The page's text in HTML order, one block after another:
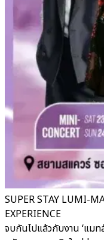
SUPER STAY LUMI-
EXPERIENCE
จบกันไปแล้วกับงาน ‘แมท